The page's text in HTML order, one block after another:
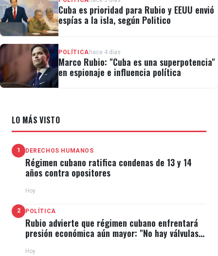
Cuba es prioridad para Rubio y EEUU envió
espías a la isla, según Politico
POLÍTICA hace 4 días
Marco Rubio: "Cuba es una superpotencia"
en espionaje e influencia política
LO MÁS VISTO
1 DERECHOS HUMANOS
Régimen cubano ratifica condenas de 13 y 14
años contra opositores
Hoy
2 POLÍTICA
Rubio advierte que régimen cubano enfrentará
presión económica aún mayor: "No hay válvulas
Hoy